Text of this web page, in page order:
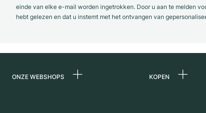
einde van elke e-mail worden ingetrokken. Door u aan te melden
hebt gelezen en dat u instemt met het ontvangen van
ONZE WEBSHOPS KOPEN